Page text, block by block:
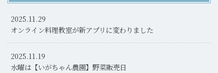
2025.11.29
オンライン料理教室が新アプリに変わりました
2025.11.19
水曜は【いがちゃん農園】野菜販売日